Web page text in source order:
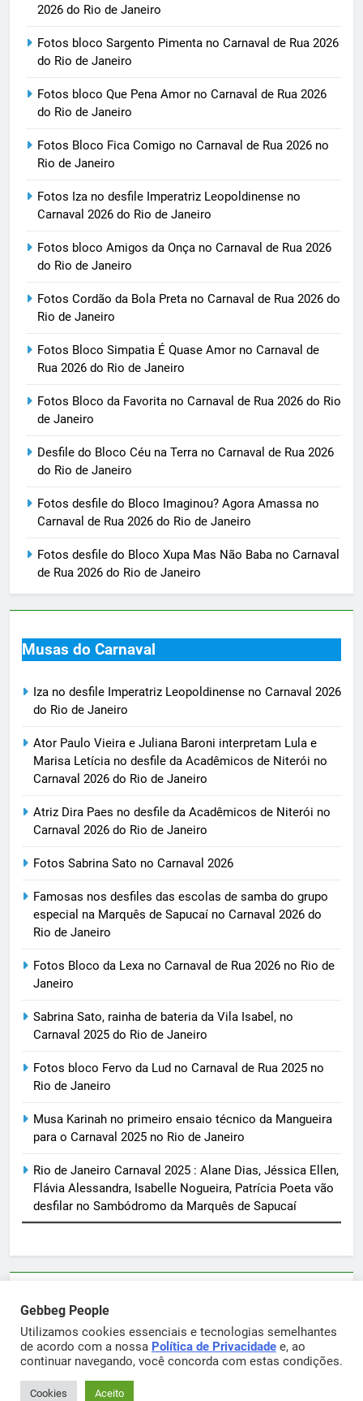
2026 do Rio de Janeiro
Fotos bloco Sargento Pimenta no Carnaval de Rua 2026
do Rio de Janeiro
Fotos bloco Que Pena Amor no Carnaval de Rua 2026
do Rio de Janeiro
Fotos Bloco Fica Comigo no Carnaval de Rua 2026 no
Rio de Janeiro
Fotos Iza no desfile Imperatriz Leopoldinense no
Carnaval 2026 do Rio de Janeiro
Fotos bloco Amigos da Onça no Carnaval de Rua 2026
do Rio de Janeiro
Fotos Cordão da Bola Preta no Carnaval de Rua 2026 do
Rio de Janeiro
Fotos Bloco Simpatia É Quase Amor no Carnaval de
Rua 2026 do Rio de Janeiro
Fotos Bloco da Favorita no Carnaval de Rua 2026 do Rio
de Janeiro
Desfile do Bloco Céu na Terra no Carnaval de Rua 2026
do Rio de Janeiro
Fotos desfile do Bloco Imaginou? Agora Amassa no
Carnaval de Rua 2026 do Rio de Janeiro
Fotos desfile do Bloco Xupa Mas Não Baba no Carnaval
de Rua 2026 do Rio de Janeiro
Musas do Carnaval
Iza no desfile Imperatriz Leopoldinense no Carnaval 2026
do Rio de Janeiro
Ator Paulo Vieira e Juliana Baroni interpretam Lula e
Marisa Letícia no desfile da Acadêmicos de Niterói no
Carnaval 2026 do Rio de Janeiro
Atriz Dira Paes no desfile da Acadêmicos de Niterói no
Carnaval 2026 do Rio de Janeiro
Fotos Sabrina Sato no Carnaval 2026
Famosas nos desfiles das escolas de samba do grupo
especial na Marquês de Sapucaí no Carnaval 2026 do
Rio de Janeiro
Fotos Bloco da Lexa no Carnaval de Rua 2026 no Rio de
Janeiro
Sabrina Sato, rainha de bateria da Vila Isabel, no
Carnaval 2025 do Rio de Janeiro
Fotos bloco Fervo da Lud no Carnaval de Rua 2025 no
Rio de Janeiro
Musa Karinah no primeiro ensaio técnico da Mangueira
para o Carnaval 2025 no Rio de Janeiro
Rio de Janeiro Carnaval 2025 : Alane Dias, Jéssica Ellen,
Flávia Alessandra, Isabelle Nogueira, Patrícia Poeta vão
desfilar no Sambódromo da Marquês de Sapucaí
sortimentos@yahoo.com.br
Gebbeg Powered ByBlazeThemes.
Gebbeg People
Utilizamos cookies essenciais e tecnologias semelhantes
de acordo com a nossa Política de Privacidade e, ao
continuar navegando, você concorda com estas condições.
Cookies Aceito